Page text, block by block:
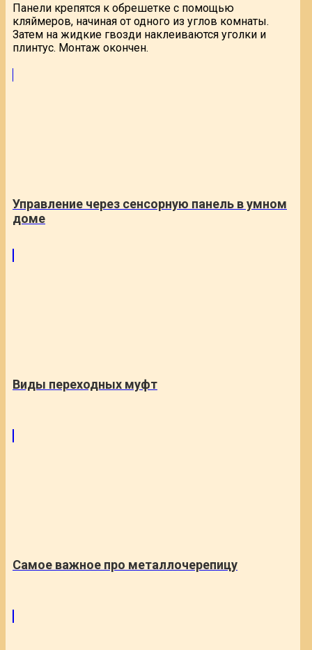
Панели крепятся к обрешетке с помощью
кляймеров, начиная от одного из углов комнаты.
Затем на жидкие гвозди наклеиваются уголки и
плинтус. Монтаж окончен.
Управление через сенсорную панель в умном
доме
Виды переходных муфт
Самое важное про металлочерепицу